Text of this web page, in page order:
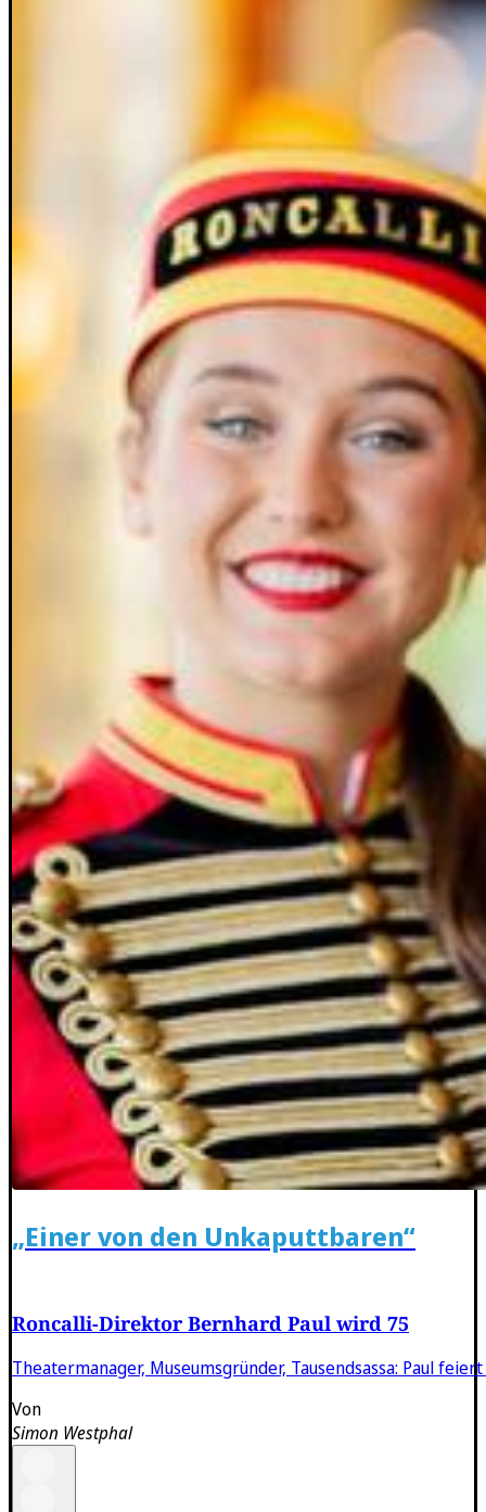
„Einer von den Unkaputtbaren“
Roncalli-Direktor Bernhard Paul wird 75
Theatermanager, Museumsgründer, Tausendsassa: Paul
Von
Simon Westphal